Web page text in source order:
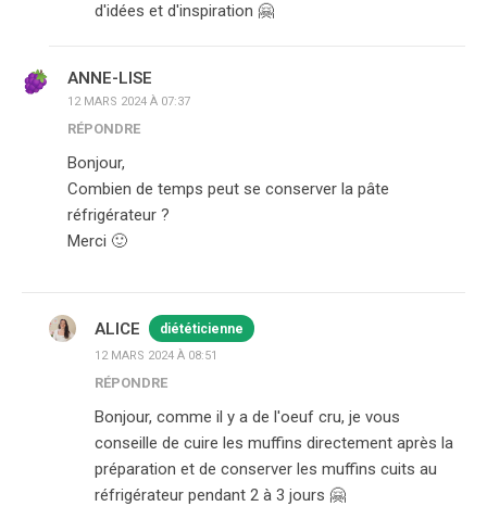
d'idées et d'inspiration 🤗
ANNE-LISE
12 MARS 2024 À 07:37
RÉPONDRE
Bonjour,
Combien de temps peut se conserver la pâte
réfrigérateur ?
Merci 🙂
ALICE diététicienne
12 MARS 2024 À 08:51
RÉPONDRE
Bonjour, comme il y a de l'oeuf cru, je vous
conseille de cuire les muffins directement après la
préparation et de conserver les muffins cuits au
réfrigérateur pendant 2 à 3 jours 🤗